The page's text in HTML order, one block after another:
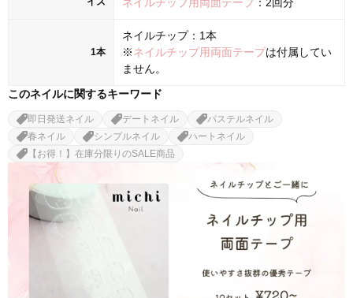
1本
ネイルチップ：1本
※ネイルチップ用両面テープは付属してい
ません。
このネイルに関するキーワード
即日発送ネイル デートネイル
パステルネイル
春ネイル
シンプルネイル
ハートネイル
【お得！】在庫分限りのSALE商品